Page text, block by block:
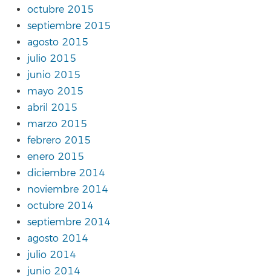
octubre 2015
septiembre 2015
agosto 2015
julio 2015
junio 2015
mayo 2015
abril 2015
marzo 2015
febrero 2015
enero 2015
diciembre 2014
noviembre 2014
octubre 2014
septiembre 2014
agosto 2014
julio 2014
junio 2014